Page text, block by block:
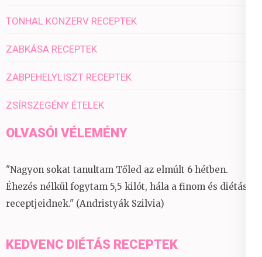
TONHAL KONZERV RECEPTEK
ZABKÁSA RECEPTEK
ZABPEHELYLISZT RECEPTEK
ZSÍRSZEGÉNY ÉTELEK
OLVASÓI VÉLEMÉNY
"Nagyon sokat tanultam Tőled az elmúlt 6 hétben.
Éhezés nélkül fogytam 5,5 kilót, hála a finom és diétás
receptjeidnek." (Andristyák Szilvia)
KEDVENC DIÉTÁS RECEPTEK